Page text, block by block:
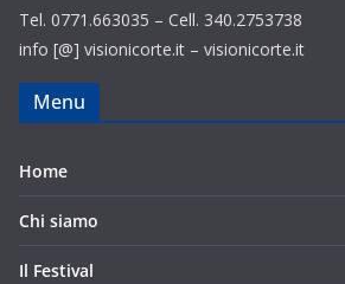
Tel. 0771.663035 – Cell. 340.2753738
info [@] visionicorte.it – visionicorte.it
Menu
Home
Chi siamo
Il Festival